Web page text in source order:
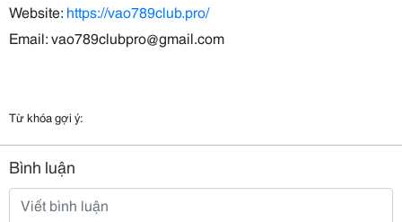
Website: https://vao789club.pro/
Email: vao789clubpro@gmail.com
Từ khóa gợi ý:
Bình luận